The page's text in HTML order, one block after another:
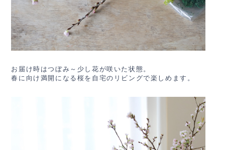
お届け時はつぼみ～少し花が咲いた状態。
春に向け満開になる桜を自宅のリビングで楽しめます。